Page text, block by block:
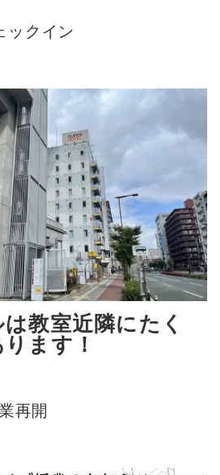
ックイン
教室近隣にたく
ます！
再開